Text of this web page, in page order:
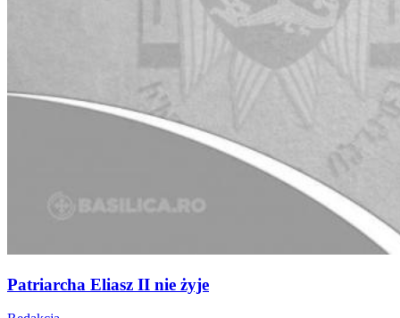
Patriarcha Eliasz II nie żyje